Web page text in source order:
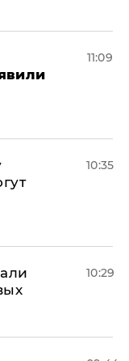
11:09
10:35
10:29